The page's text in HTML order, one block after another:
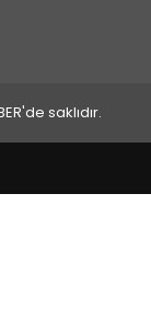
saklıdır.